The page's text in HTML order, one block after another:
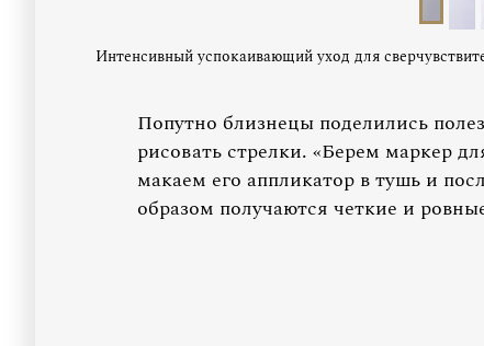
Интенсивный успокаивающий уход для
Попутно близнецы поделились
рисовать стрелки. «Берем маркер
макаем его аппликатор в тушь и
образом получаются четкие и